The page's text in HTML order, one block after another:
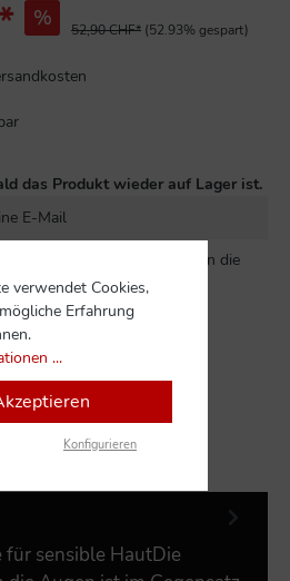
% 52,90 CHF* (52.93% gespart)
das Produkt wieder auf Lager ist.
geschützt und es gelten die
MICH
sensible HautDie
verwendet Cookies,
Erfahrung
...
Konfigurieren